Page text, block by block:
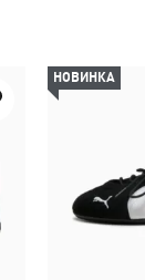
НОВИНКА